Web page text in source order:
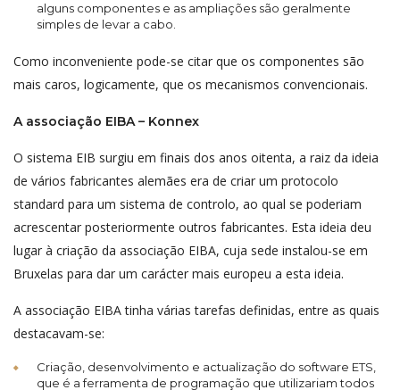
alguns componentes e as ampliações são geralmente
simples de levar a cabo.
Como inconveniente pode-se citar que os componentes são
mais caros, logicamente, que os mecanismos convencionais.
A associação EIBA – Konnex
O sistema EIB surgiu em finais dos anos oitenta, a raiz da ideia
de vários fabricantes alemães era de criar um protocolo
standard para um sistema de controlo, ao qual se poderiam
acrescentar posteriormente outros fabricantes. Esta ideia deu
lugar à criação da associação EIBA, cuja sede instalou-se em
Bruxelas para dar um carácter mais europeu a esta ideia.
A associação EIBA tinha várias tarefas definidas, entre as quais
destacavam-se:
Criação, desenvolvimento e actualização do software ETS,
que é a ferramenta de programação que utilizariam todos